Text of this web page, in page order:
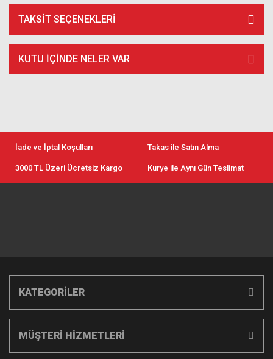
TAKSIT SEÇENEKLERI
KUTU İÇİNDE NELER VAR
İade ve İptal Koşulları Takas ile Satın Alma
3000 TL Üzeri Ücretsiz Kargo Kurye ile Aynı Gün Teslimat
KATEGORİLER
MÜŞTERİ HİZMETLERİ